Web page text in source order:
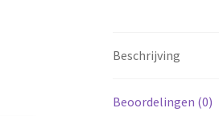
Beschrijving
Beoordelingen (0)